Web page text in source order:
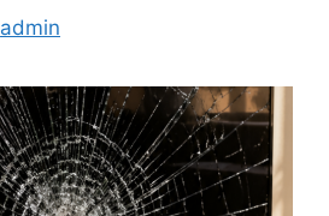
admin